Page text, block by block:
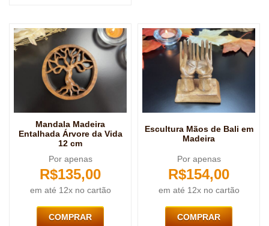
Mandala Madeira
Entalhada Árvore da Vida
12 cm
Por apenas
R$135,00
em até 12x no cartão
COMPRAR
Escultura Mãos de Bali em
Madeira
Por apenas
R$154,00
em até 12x no cartão
COMPRAR